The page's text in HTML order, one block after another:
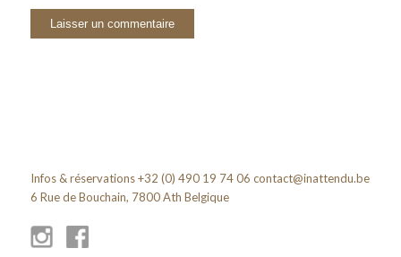
Infos & réservations +32 (0) 490 19 74 06 contact@inattendu.be
6 Rue de Bouchain, 7800 Ath Belgique